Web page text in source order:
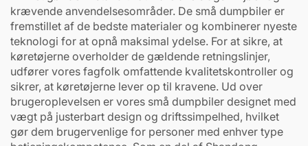
krævende anvendelsesområder. De små dumpbiler er
fremstillet af de bedste materialer og kombinerer nyeste
teknologi for at opnå maksimal ydelse. For at sikre, at
køretøjerne overholder de gældende retningslinjer,
udfører vores fagfolk omfattende kvalitetskontroller og
sikrer, at køretøjerne lever op til kravene. Ud over
brugeroplevelsen er vores små dumpbiler designet med
vægt på justerbart design og driftssimpelhed, hvilket
gør dem brugervenlige for personer med enhver type